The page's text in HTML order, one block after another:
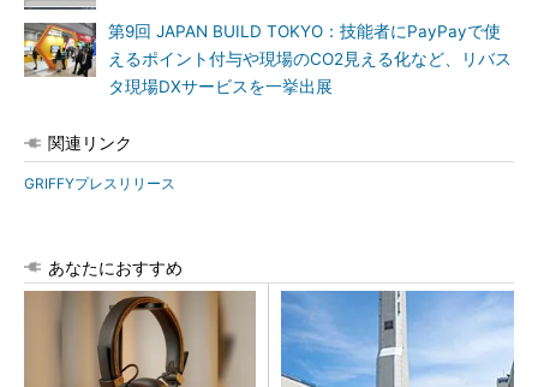
第9回 JAPAN BUILD TOKYO：技能者にPayPayで使
えるポイント付与や現場のCO2見える化など、リバス
タ現場DXサービスを一挙出展
関連リンク
GRIFFYプレスリリース
あなたにおすすめ